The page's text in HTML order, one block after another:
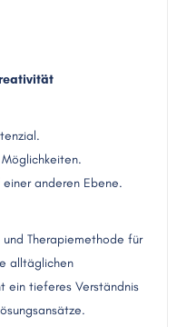
anderen Ebene.
Therapiemethode für
alltäglichen
ein tieferes Verständnis